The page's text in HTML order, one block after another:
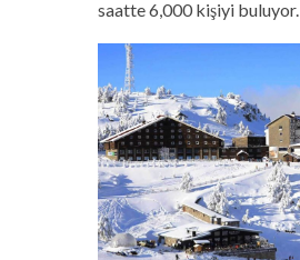
saatte 6,000 kişiyi buluyor.